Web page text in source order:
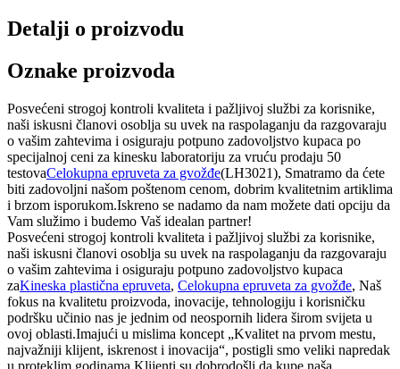
Detalji o proizvodu
Oznake proizvoda
Posvećeni strogoj kontroli kvaliteta i pažljivoj službi za korisnike,
naši iskusni članovi osoblja su uvek na raspolaganju da razgovaraju
o vašim zahtevima i osiguraju potpuno zadovoljstvo kupaca po
specijalnoj ceni za kinesku laboratoriju za vruću prodaju 50
testovaCelokupna epruveta za gvožđe(LH3021), Smatramo da ćete
biti zadovoljni našom poštenom cenom, dobrim kvalitetnim artiklima
i brzom isporukom.Iskreno se nadamo da nam možete dati opciju da
Vam služimo i budemo Vaš idealan partner!
Posvećeni strogoj kontroli kvaliteta i pažljivoj službi za korisnike,
naši iskusni članovi osoblja su uvek na raspolaganju da razgovaraju
o vašim zahtevima i osiguraju potpuno zadovoljstvo kupaca
zaKineska plastična epruveta, Celokupna epruveta za gvožđe, Naš
fokus na kvalitetu proizvoda, inovacije, tehnologiju i korisničku
podršku učinio nas je jednim od neospornih lidera širom svijeta u
ovoj oblasti.Imajući u mislima koncept „Kvalitet na prvom mestu,
najvažniji klijent, iskrenost i inovacija“, postigli smo veliki napredak